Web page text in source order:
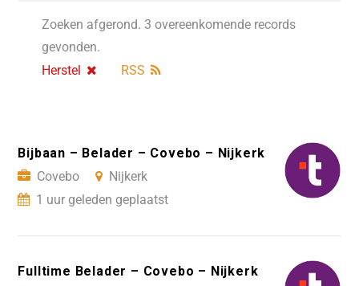
Zoeken afgerond. 3 overeenkomende records
gevonden.
Herstel
RSS
Bijbaan – Belader – Covebo – Nijkerk
Covebo
Nijkerk
1 uur geleden geplaatst
Fulltime Belader – Covebo – Nijkerk